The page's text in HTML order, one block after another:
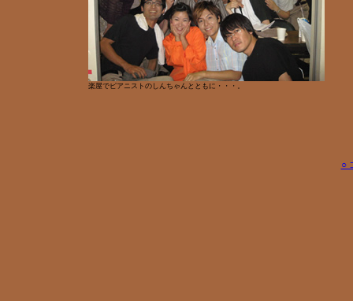
楽屋でピアニストのしんちゃんとともに・・・。
○